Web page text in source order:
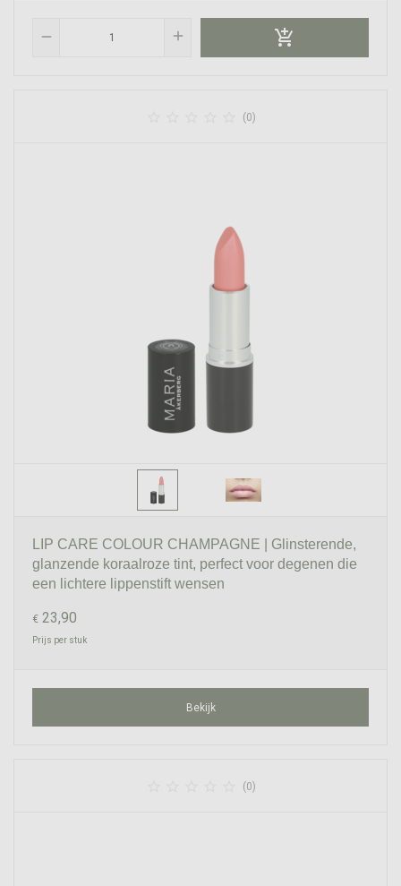
remove add 
(0)
LIP CARE COLOUR CHAMPAGNE | Glinsterende,
glanzende koraalroze tint, perfect voor degenen die
een lichtere lippenstift wensen
€ 23,90
Prijs per stuk
Bekijk
(0)